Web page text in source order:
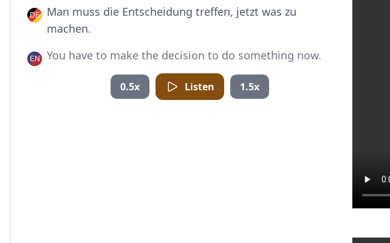
Man muss die Entscheidung treffen, jetzt was zu
machen.
You have to make the decision to do something now.
0.5x Listen 1.5x